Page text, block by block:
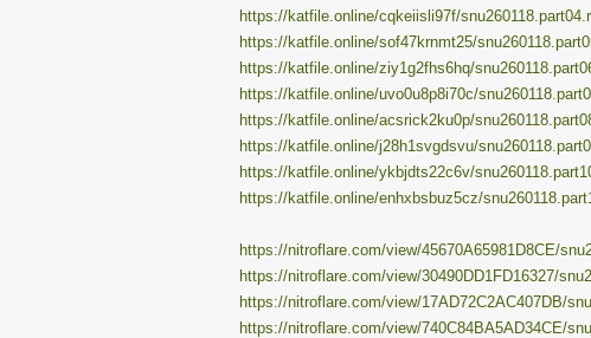
https://katfile.online/cqkeiisli97f/
https://katfile.online/sof47krnmt25/
https://katfile.online/ziy1g2fhs6hq/
https://katfile.online/uvo0u8p8i70c/
https://katfile.online/acsrick2ku0p/
https://katfile.online/j28h1svgdsvu/
https://katfile.online/ykbjdts22c6v/
https://katfile.online/enhxbsbuz5cz/
https://nitroflare.com/view/45670A65981D8CE/
https://nitroflare.com/view/30490DD1FD16327/
https://nitroflare.com/view/17AD72C2AC407DB/
https://nitroflare.com/view/740C84BA5AD34CE/